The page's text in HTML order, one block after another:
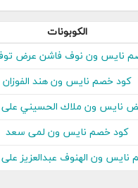
الكوبونات
نايس ون نوف فاشن عرض توفير
كود خصم نايس ون هند الفوزان
نايس ون ملاك الحسيني على
كود خصم نايس ون لمى سعد
نايس ون الهنوف عبدالعزيز